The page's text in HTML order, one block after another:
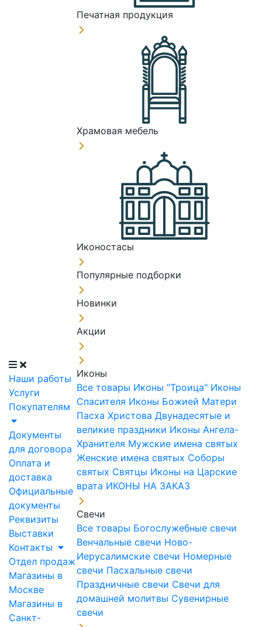
Наши работы
Услуги
Покупателям
Документы
для договора
Оплата и
доставка
Официальные
документы
Реквизиты
Выставки
Контакты
Отдел продаж
Магазины в
Москве
Магазины в
Санкт-
Печатная продукция
Храмовая мебель
Иконостасы
Популярные подборки
Новинки
Акции
Иконы
Все товары Иконы "Троица" Иконы
Спасителя Иконы Божией Матери
Пасха Христова Двунадесятые и
великие праздники Иконы Ангела-
Хранителя Мужские имена святых
Женские имена святых Соборы
святых Святцы Иконы на Царские
врата ИКОНЫ НА ЗАКАЗ
Свечи
Все товары Богослужебные свечи
Венчальные свечи Ново-
Иерусалимские свечи Номерные
свечи Пасхальные свечи
Праздничные свечи Свечи для
домашней молитвы Сувенирные
свечи